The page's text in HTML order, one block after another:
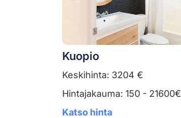
Kuopio
Keskihinta: 3204 €
Hintajakauma: 150 - 21600€
Katso hinta